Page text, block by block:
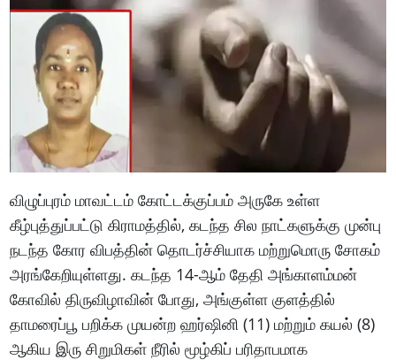
விழுப்புரம் மாவட்டம் கோட்டக்குப்பம் அருகே உள்ள
கீழ்புத்துப்பட்டு கிராமத்தில், கடந்த சில நாட்களுக்கு முன்பு
நடந்த கோர விபத்தின் தொடர்ச்சியாக மற்றுமொரு சோகம்
அரங்கேறியுள்ளது. கடந்த 14-ஆம் தேதி அங்காளம்மன்
கோவில் திருவிழாவின் போது, அங்குள்ள குளத்தில்
தாமரைப்பூ பறிக்க முயன்ற ஹர்ஷினி (11) மற்றும் கயல் (8)
ஆகிய இரு சிறுமிகள் நீரில் மூழ்கிப் பரிதாபமாக